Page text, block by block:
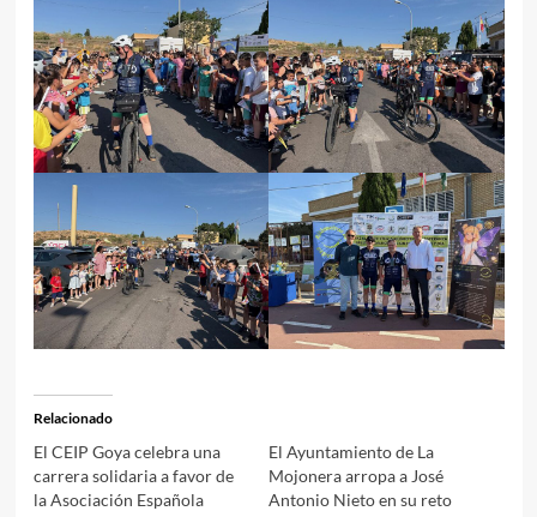
Relacionado
El CEIP Goya celebra una
carrera solidaria a favor de
la Asociación Española
El Ayuntamiento de La
Mojonera arropa a José
Antonio Nieto en su reto